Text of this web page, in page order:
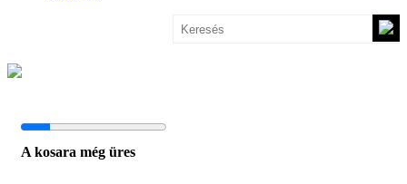
A kosara még üres